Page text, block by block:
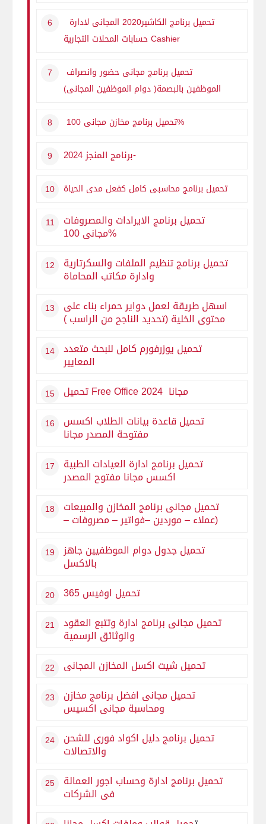
Cashier
الموظفين بالبصمة( دوام الموظفين المجانى)
تحميل برنامج مخازن مجانى 100%
-برنامج المنجز 2024
تحميل برنامج محاسبى كامل كفعل مدى الحياة
تحميل برنامج الايرادات والمصروفات
مجانى 100%
تحميل برنامج تنظيم الملفات والسكرتارية
وادارة مكاتب المحاماة
اسهل طريقة لعمل دواير حمراء بناء على
محتوى الخلية (تحديد الناجح من الراسب )
تحميل يوزرفورم كامل للبحث متعدد
المعايير
تحميل Free Office 2024 مجانا
تحميل قاعدة بيانات الطلاب اكسس
مفتوحة المصدر مجانا
تحميل برنامج ادارة العيادات الطبية
اكسس مجانا مفتوح المصدر
تحميل مجانى برنامج المخازن والمبيعات
(عملاء – موردين –فواتير – مصروفات –
المصدر
تحميل جدول دوام الموظفيين جاهز
تحميل اوفيس 365
تحميل مجانى برنامج ادارة وتتبع العقود
والوثائق الرسمية
تحميل مجانى افضل برنامج مخازن
ومحاسبة مجانى اكسيس
تحميل برنامج دليل اكواد فورى للشحن
والاتصالات
تحميل برنامج ادارة وحساب اجور العمالة
فى الشركات